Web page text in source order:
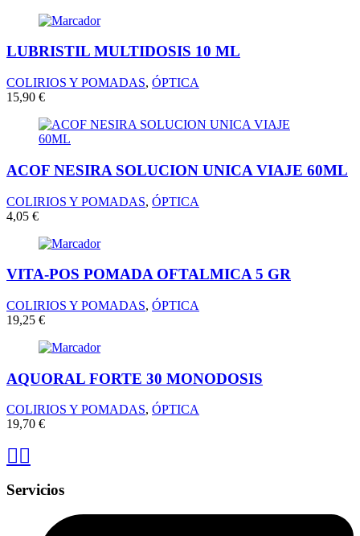
LUBRISTIL MULTIDOSIS 10 ML
COLIRIOS Y POMADAS, ÓPTICA
15,90 €
ACOF NESIRA SOLUCION UNICA VIAJE 60ML
COLIRIOS Y POMADAS, ÓPTICA
4,05 €
VITA-POS POMADA OFTALMICA 5 GR
COLIRIOS Y POMADAS, ÓPTICA
19,25 €
AQUORAL FORTE 30 MONODOSIS
COLIRIOS Y POMADAS, ÓPTICA
19,70 €
Servicios